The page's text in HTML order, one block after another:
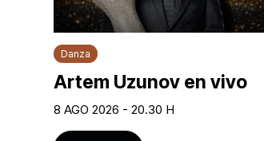
Danza
Artem Uzunov en vivo
8 AGO 2026 - 20.30 H